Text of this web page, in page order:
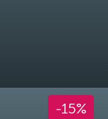
-15%